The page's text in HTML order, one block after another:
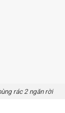
rác 2 ngăn rời